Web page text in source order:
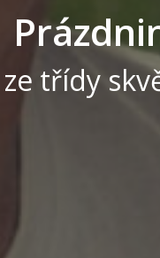
Prázdni
třídy